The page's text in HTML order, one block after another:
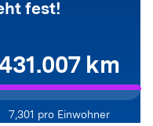
fest!
km
7,301 pro Einwohner